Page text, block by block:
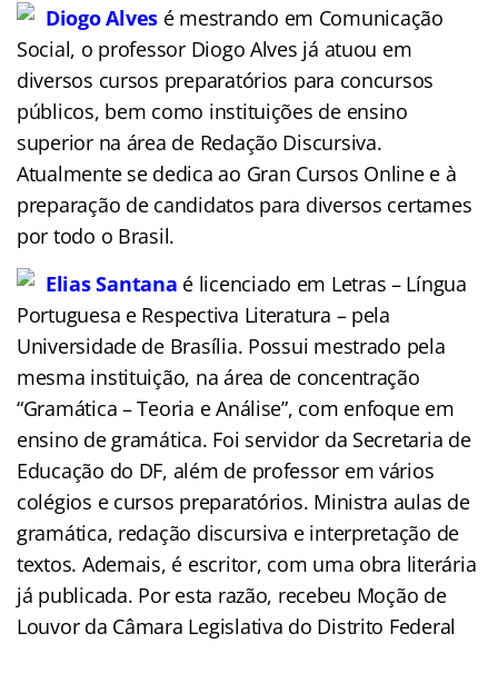
Diogo Alves é mestrando em Comunicação
Social, o professor Diogo Alves já atuou em
diversos cursos preparatórios para concursos
públicos, bem como instituições de ensino
superior na área de Redação Discursiva.
Atualmente se dedica ao Gran Cursos Online e à
preparação de candidatos para diversos certames
por todo o Brasil.
Elias Santana é licenciado em Letras – Língua
Portuguesa e Respectiva Literatura – pela
Universidade de Brasília. Possui mestrado pela
mesma instituição, na área de concentração
“Gramática – Teoria e Análise”, com enfoque em
ensino de gramática. Foi servidor da Secretaria de
Educação do DF, além de professor em vários
colégios e cursos preparatórios. Ministra aulas de
gramática, redação discursiva e interpretação de
textos. Ademais, é escritor, com uma obra literária
já publicada. Por esta razão, recebeu Moção de
Louvor da Câmara Legislativa do Distrito Federal